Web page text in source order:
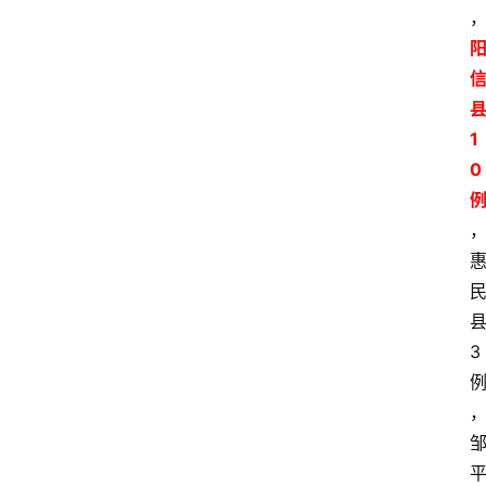
，
阳
信
县
1
0
例
，
惠
民
县
3
例
，
邹
平